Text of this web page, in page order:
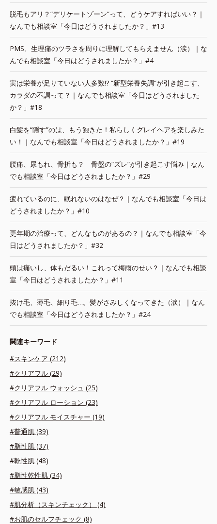
脱毛もアリ？“デリケートゾーン”って、どうケアすればいい？｜
なんでも相談室「今日はどうされましたか？」#13
PMS、生理痛のツラさを周りに理解してもらえません（涙）｜な
んでも相談室「今日はどうされましたか？」#4
実は栄養が足りていない人多数!? “新型栄養失調”が引き起こす、
カラダの不調って？｜なんでも相談室「今日はどうされました
か？」#18
白髪を“隠す”のは、もう飽きた！私らしくグレイヘアを楽しみた
い！｜なんでも相談室「今日はどうされましたか？」#19
腰痛、尿もれ、骨折も？ 骨盤の“ズレ”が引き起こす悩み｜なん
でも相談室「今日はどうされましたか？」#29
疲れているのに、眠れないのはなぜ？｜なんでも相談室「今日は
どうされましたか？」#10
更年期の治療って、どんなものがあるの？｜なんでも相談室「今
日はどうされましたか？」#32
頭は痛いし、体もだるい！これって梅雨のせい？｜なんでも相談
室「今日はどうされましたか？」#11
抜け毛、薄毛、細り毛…。髪がさみしくなってきた（涙）｜なん
でも相談室「今日はどうされましたか？」#24
関連キーワード
#スキンケア (212)
#クリアフル (29)
#クリアフル ウォッシュ (25)
#クリアフル ローション (23)
#クリアフル モイスチャー (19)
#普通肌 (39)
#脂性肌 (37)
#乾性肌 (48)
#脂性乾性肌 (34)
#敏感肌 (43)
#肌分析（スキンチェック） (4)
#お肌のセルフチェック (8)